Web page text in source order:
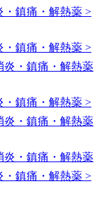
・鎮痛・解熱薬 >
・鎮痛・解熱薬 >
炎・鎮痛・解熱薬
・鎮痛・解熱薬 >
炎・鎮痛・解熱薬
炎・鎮痛・解熱薬
・鎮痛・解熱薬 >